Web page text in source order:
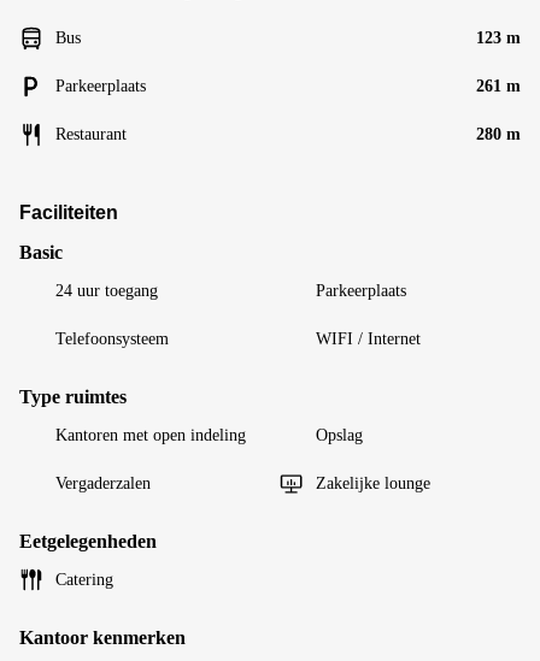
Bus 123 m
Parkeerplaats 261 m
Restaurant 280 m
Faciliteiten
Basic
24 uur toegang Parkeerplaats
Telefoonsysteem WIFI / Internet
Type ruimtes
Kantoren met open indeling Opslag
Vergaderzalen Zakelijke lounge
Eetgelegenheden
Catering
Kantoor kenmerken